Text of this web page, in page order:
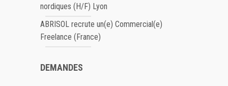
nordiques (H/F) Lyon
ABRISOL recrute un(e) Commercial(e)
Freelance (France)
DEMANDES